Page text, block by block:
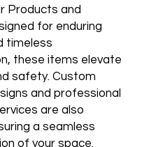
Products and
for enduring
timeless
these items elevate
safety. Custom
and professional
are also
a seamless
of your space.